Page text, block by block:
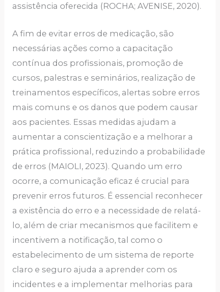
assistência oferecida (ROCHA; AVENISE, 2020).
A fim de evitar erros de medicação, são
necessárias ações como a capacitação
contínua dos profissionais, promoção de
cursos, palestras e seminários, realização de
treinamentos específicos, alertas sobre erros
mais comuns e os danos que podem causar
aos pacientes. Essas medidas ajudam a
aumentar a conscientização e a melhorar a
prática profissional, reduzindo a probabilidade
de erros (MAIOLI, 2023). Quando um erro
ocorre, a comunicação eficaz é crucial para
prevenir erros futuros. É essencial reconhecer
a existência do erro e a necessidade de relatá-
lo, além de criar mecanismos que facilitem e
incentivem a notificação, tal como o
estabelecimento de um sistema de reporte
claro e seguro ajuda a aprender com os
incidentes e a implementar melhorias para